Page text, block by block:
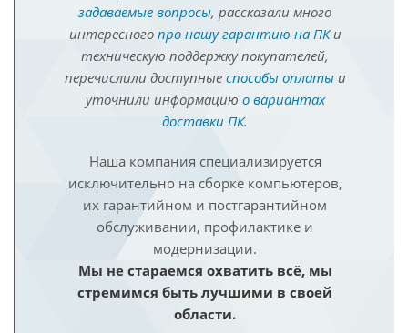
задаваемые вопросы, рассказали много
интересного про нашу гарантию на ПКи
техническую поддержку покупателей,
перечислили доступные способы оплатыи
уточнили информацию о вариантах
доставки ПК.
Наша компания специализируется
исключительно на сборке компьютеров,
их гарантийном и постгарантийном
обслуживании, профилактике и
модернизации.
Мы не стараемся охватить всё, мы
стремимся быть лучшими в своей
области.